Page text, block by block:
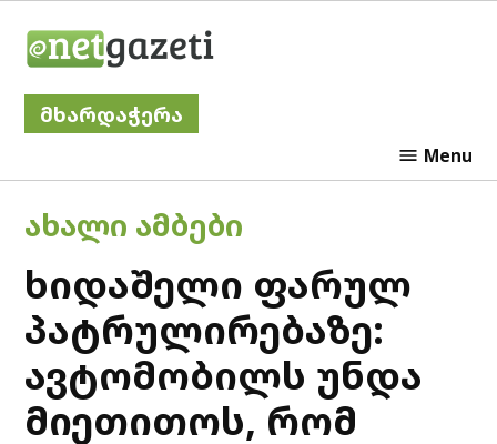
მხარდაჭერა
Menu
POSTED
IN
ᲐᲮᲐᲚᲘ ᲐᲛᲑᲔᲑᲘ
ხიდაშელი ფარულ
პატრულირებაზე:
ავტომობილს უნდა
მიეთითოს, რომ